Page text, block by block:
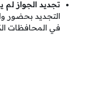
تجديد الجواز لم يبلغوا
التجديد بحضور
في المحافظات